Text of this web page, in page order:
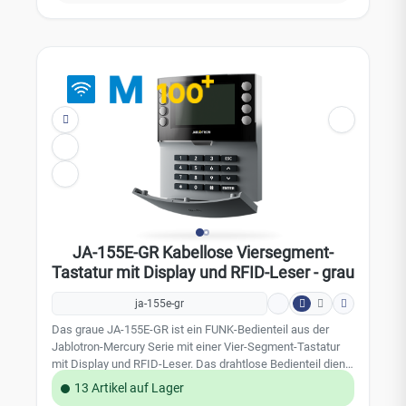
Alkalibatterien, Typ: AA (LR6) 1,5 V Batterielebensdauer: 1
bis 2 Jahre LowBatt-Status: < 4,5 V Maximaler
Stromverbrauch: 115 mA Kommunikation: 868,1 MHz,
JABLOTRON-Protokoll Maximale Hochfrequenzleistung
(ERP): < 25 mW Kommunikationsreichweite: ca. 200 Meter
(Freifläche) RFID-Frequenz: 125 kHz Abmessungen: 110 x
136 x 33 mm Gewicht: 285 g Zertifizierung:
Sicherheitsstufe 2 / Umweltklasse II (gemäß EN 50131-1)
JA-155E-GR Kabellose Viersegment-
Tastatur mit Display und RFID-Leser - grau
ja-155e-gr
Das graue JA-155E-GR ist ein FUNK-Bedienteil aus der
Jablotron-Mercury Serie mit einer Vier-Segment-Tastatur
mit Display und RFID-Leser. Das drahtlose Bedienteil dient
zur Steuerung und Anzeige von Systemstatusanzeigen.
Das Zugangsmodul ist mit vier Segementen ausgestattet;
13 Artikel auf Lager